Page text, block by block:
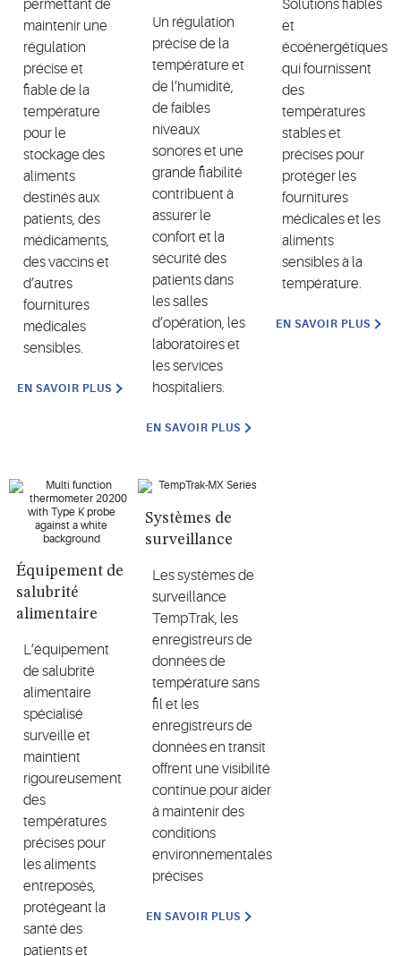
permettant de
maintenir une
régulation
précise et
fiable de la
température
pour le
stockage des
aliments
destinés aux
patients, des
médicaments,
des vaccins et
d’autres
fournitures
médicales
sensibles.
EN SAVOIR PLUS
Un régulation
précise de la
température et
de l’humidité,
de faibles
niveaux
sonores et une
grande fiabilité
contribuent à
assurer le
confort et la
sécurité des
patients dans
les salles
d’opération, les
laboratoires et
les services
hospitaliers.
EN SAVOIR PLUS
Solutions fiables
et
écoénergétiques
qui fournissent
des
températures
stables et
précises pour
protéger les
fournitures
médicales et les
aliments
sensibles à la
température.
EN SAVOIR PLUS
Équipement de
salubrité
alimentaire
L’équipement
de salubrité
alimentaire
spécialisé
surveille et
maintient
rigoureusement
des
températures
précises pour
les aliments
entreposés,
protégeant la
santé des
patients et
Systèmes de
surveillance
Les systèmes de
surveillance
TempTrak, les
enregistreurs de
données de
température sans
fil et les
enregistreurs de
données en transit
offrent une visibilité
continue pour aider
à maintenir des
conditions
environnementales
précises
EN SAVOIR PLUS